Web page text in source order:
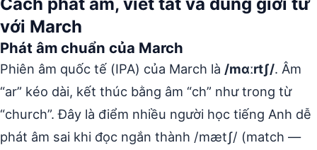
với March
Phát âm chuẩn của March
Phiên âm quốc tế (IPA) của March là /mɑːrtʃ/. Âm
“ar” kéo dài, kết thúc bằng âm “ch” như trong từ
“church”. Đây là điểm nhiều người học tiếng Anh dễ
phát âm sai khi đọc ngắn thành /mætʃ/ (match —